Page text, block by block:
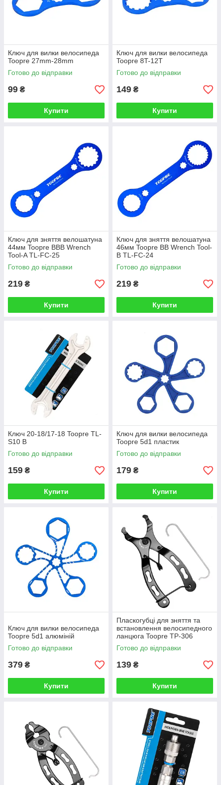
Ключ для вилки велосипеда
Toopre 27mm-28mm
Готово до відправки
99 ₴
Купити
Ключ для вилки велосипеда
Toopre 8T-12T
Готово до відправки
149 ₴
Купити
Ключ для зняття велошатуна
44мм Toopre BBB Wrench
Tool-A TL-FC-25
Готово до відправки
219 ₴
Купити
Ключ для зняття велошатуна
46мм Toopre BB Wrench Tool-
B TL-FC-24
Готово до відправки
219 ₴
Купити
Ключ 20-18/17-18 Toopre TL-
S10 B
Готово до відправки
159 ₴
Купити
Ключ для вилки велосипеда
Toopre 5d1 пластик
Готово до відправки
179 ₴
Купити
Ключ для вилки велосипеда
Toopre 5d1 алюміній
Готово до відправки
379 ₴
Купити
Пласкогубці для зняття та
встановлення велосипедного
ланцюга Toopre TP-306
Готово до відправки
139 ₴
Купити